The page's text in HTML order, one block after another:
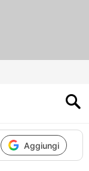
Aggiungi